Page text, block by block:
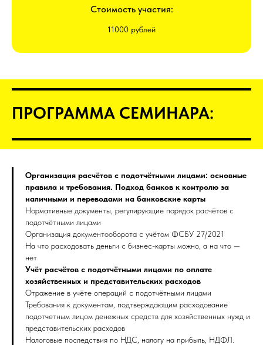
Стоимость участия:
11000 рублей
ПРОГРАММА СЕМИНАРА:
Организация расчётов с подотчётными лицами: основные
правила и требования. Подход банков к контролю за
наличными и переводами на банковские карты
Нормативные документы, регулирующие порядок расчётов с
подотчётными лицами
Организация документооборота с учётом ФСБУ 27/2021
На что расходовать деньги с бизнес-карты можно, а на что —
нет
Учёт расчётов с подотчётными лицами по оплате
хозяйственных и представительских расходов
Отражение в учёте операций с подотчётными лицами
Требования к документам, подтверждающим расходование
подотчетным лицом денежных средств для хозяйственных нужд и
представительских расходов
Налоговые последствия по НДС, налогу на прибыль, НДФЛ.